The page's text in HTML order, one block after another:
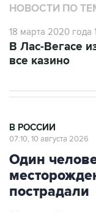
18 марта 2020 года
все казино
Один
пострадали
Москва. 10